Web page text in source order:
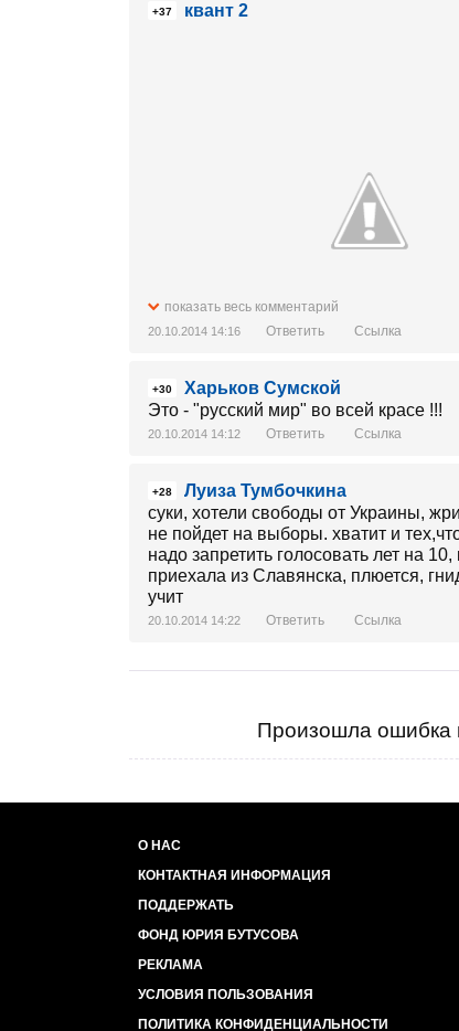
+37 квант 2
показать весь комментарий
20.10.2014 14:16 Ответить Ссылка
+30
Харьков Сумской
Это - "русский мир" во всей красе !!!
20.10.2014 14:12 Ответить Ссылка
+28
Луиза Тумбочкина
суки, хотели свободы от Украины,
не пойдет на выборы. хватит и
надо запретить голосовать лет на
приехала из Славянска, плюется,
учит
20.10.2014 14:22 Ответить Ссылка
Произошла ошибка
О НАС
КОНТАКТНАЯ ИНФОРМАЦИЯ
ПОДДЕРЖАТЬ
ФОНД ЮРИЯ БУТУСОВА
РЕКЛАМА
УСЛОВИЯ ПОЛЬЗОВАНИЯ
ПОЛИТИКА КОНФИДЕНЦИАЛЬНОСТИ